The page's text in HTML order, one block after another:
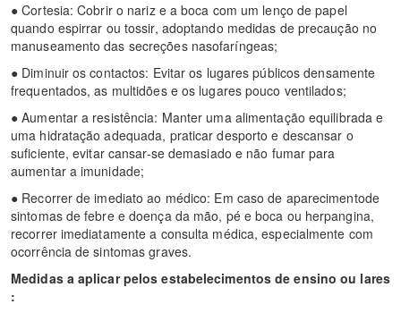
● Cortesia: Cobrir o nariz e a boca com um lenço de papel
quando espirrar ou tossir, adoptando medidas de precaução no
manuseamento das secreções nasofaríngeas;
● Diminuir os contactos: Evitar os lugares públicos densamente
frequentados, as multidões e os lugares pouco ventilados;
● Aumentar a resistência: Manter uma alimentação equilibrada e
uma hidratação adequada, praticar desporto e descansar o
suficiente, evitar cansar-se demasiado e não fumar para
aumentar a imunidade;
● Recorrer de imediato ao médico: Em caso de aparecimentode
sintomas de febre e doença da mão, pé e boca ou herpangina,
recorrer imediatamente a consulta médica, especialmente com
ocorrência de sintomas graves.
Medidas a aplicar pelos estabelecimentos de ensino ou lares
: